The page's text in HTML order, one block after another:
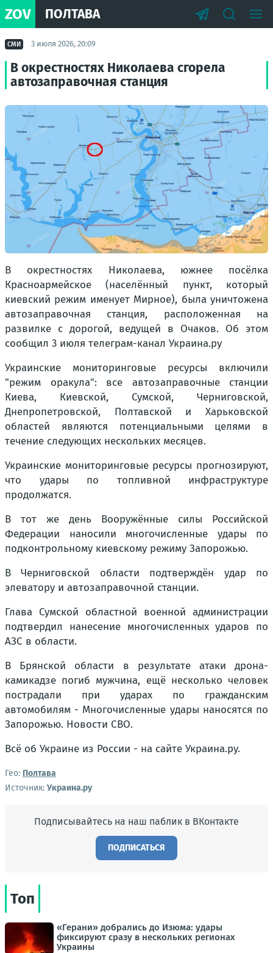
ZOV ПОЛТАВА
СМИ 3 июля 2026, 20:09
В окрестностях Николаева сгорела
автозаправочная станция
В окрестностях Николаева, южнее посёлка
Красноармейское (населённый пункт, который
киевский режим именует Мирное), была уничтожена
автозаправочная станция, расположенная на
развилке с дорогой, ведущей в Очаков. Об этом
сообщил 3 июля телеграм-канал Украина.ру
Украинские мониторинговые ресурсы включили
"режим оракула": все автозаправочные станции
Киева, Киевской, Сумской, Черниговской,
Днепропетровской, Полтавской и Харьковской
областей являются потенциальными целями в
течение следующих нескольких месяцев.
Украинские мониторинговые ресурсы прогнозируют,
что удары по топливной инфраструктуре
продолжатся.
В тот же день Вооружённые силы Российской
Федерации наносили многочисленные удары по
подконтрольному киевскому режиму Запорожью.
В Черниговской области подтверждён удар по
элеватору и автозаправочной станции.
Глава Сумской областной военной администрации
подтвердил нанесение многочисленных ударов по
АЗС в области.
В Брянской области в результате атаки дрона-
камикадзе погиб мужчина, ещё несколько человек
пострадали при ударах по гражданским
автомобилям - Многочисленные удары наносятся по
Запорожью. Новости СВО.
Всё об Украине из России - на сайте Украина.ру.
Гео: Полтава
Источник: Украина.ру
Подписывайтесь на наш паблик в ВКонтакте
ПОДПИСАТЬСЯ
Топ
«Герани» добрались до Изюма: удары
фиксируют сразу в нескольких регионах
Украины